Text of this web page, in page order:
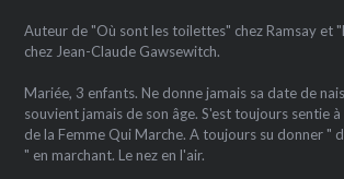
Auteur de "Où sont les toilettes" chez Ramsay et
chez Jean-Claude Gawsewitch.
Mariée, 3 enfants. Ne donne jamais sa date de
souvient jamais de son âge. S'est toujours sentie
de la Femme Qui Marche. A toujours su donner "
" en marchant. Le nez en l'air.